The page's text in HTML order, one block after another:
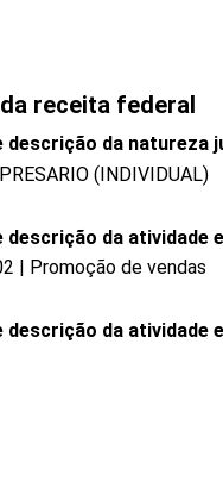
receita federal
descrição da natureza
(INDIVIDUAL)
descrição da atividade
| Promoção de vendas
descrição da atividade